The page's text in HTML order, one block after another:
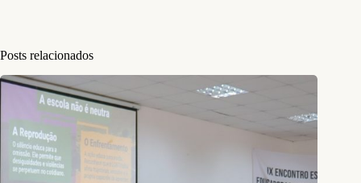
Posts relacionados